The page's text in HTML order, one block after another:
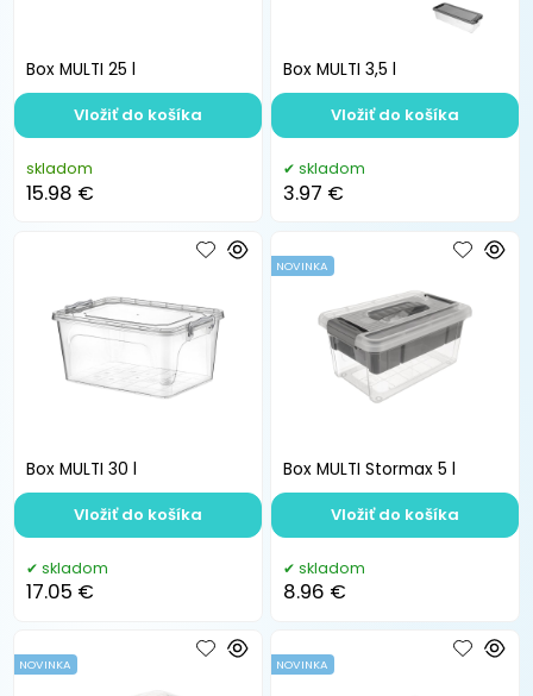
Box MULTI 25 l
skladom
15.98 €
Vložiť do košíka
Box MULTI 3,5 l
skladom
3.97 €
Vložiť do košíka
Box MULTI 30 l
skladom
17.05 €
Vložiť do košíka
Box MULTI Stormax 5 l
NOVINKA
skladom
8.96 €
Vložiť do košíka
NOVINKA NOVINKA